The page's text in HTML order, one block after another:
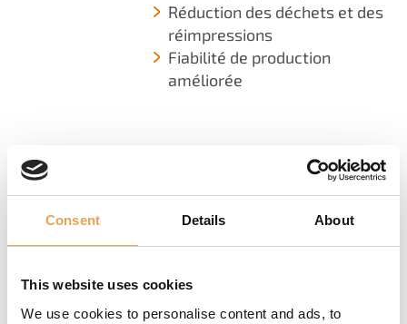
Consent Details About
This website uses cookies
We use cookies to personalise content and ads, to
Réduction des déchets et des
réimpressions
Fiabilité de production
améliorée
NOUVEAUX
APPAREILS
PRIS EN
CHARGE